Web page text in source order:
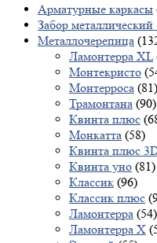
Арматурные каркасы
Забор
Металлочерепица
Ламонтерра XL
Монтекристо
Монтерроса (81)
Трамонтана (90)
Квинта плюс
Монкатта (58)
Квинта плюс
Квинта уно (81)
Классик (96)
Классик плюс
Ламонтерра (54)
Ламонтерра X